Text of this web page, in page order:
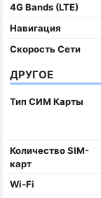
4G Bands (LTE)
Навигация
Скорость Сети
ДРУГОЕ
Тип СИМ Карты
Количество SIM-
карт
Wi-Fi